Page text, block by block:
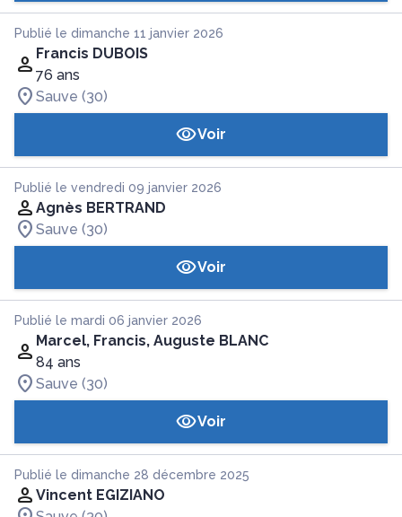
Publié le dimanche 11 janvier 2026
Francis DUBOIS
76 ans
Sauve (30)
Voir
Publié le vendredi 09 janvier 2026
Agnès BERTRAND
Sauve (30)
Voir
Publié le mardi 06 janvier 2026
Marcel, Francis, Auguste BLANC
84 ans
Sauve (30)
Voir
Publié le dimanche 28 décembre 2025
Vincent EGIZIANO